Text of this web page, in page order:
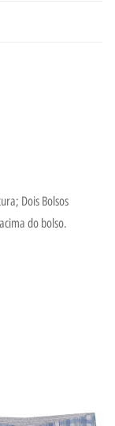
Dois Bolsos
do bolso.